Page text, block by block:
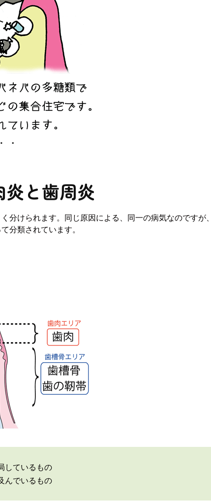
と歯周炎
分けられます。同じ原因による、同一の病気なのですが、
分類されています。
しているもの
んでいるもの